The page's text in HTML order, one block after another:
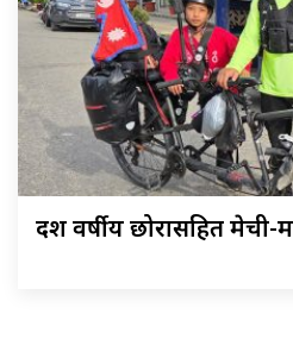
दश वर्षीय छोरासहित मेची-